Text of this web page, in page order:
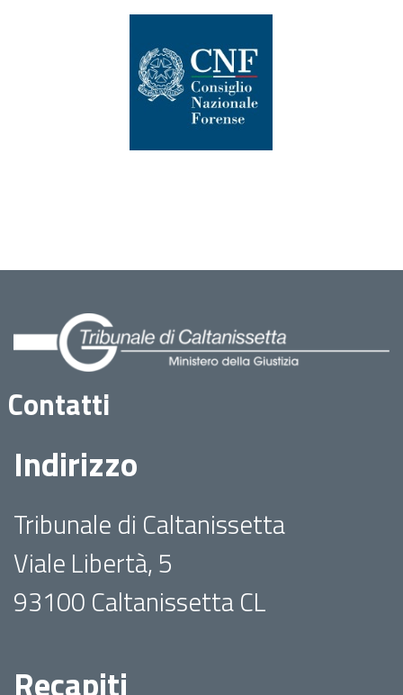
Contatti
Indirizzo
Tribunale di Caltanissetta
Viale Libertà, 5
93100 Caltanissetta CL
Recapiti